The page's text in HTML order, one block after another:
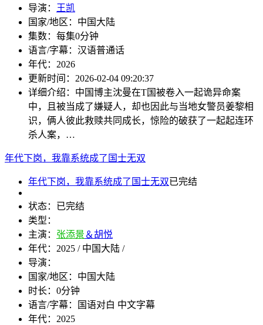
导演： 王凯
国家/地区： 中国大陆
集数： 每集0分钟
语言/字幕： 汉语普通话
年代： 2026
更新时间： 2026-02-04 09:20:37
详细介绍： 中国博主沈曼在T国被卷入一起诡异命案
中，且被当成了嫌疑人，却也因此与当地女警员姜黎相
识，俩人彼此救赎共同成长，惊险的破获了一起起连环
杀人案，…
年代下岗，我靠系统成了国士无双
年代下岗，我靠系统成了国士无双已完结
状态： 已完结
类型：
主演： 张添景 ＆胡悦
年代： 2025 / 中国大陆 /
导演：
国家/地区： 中国大陆
时长： 0分钟
语言/字幕：
国语对白 中文字幕
年代： 2025